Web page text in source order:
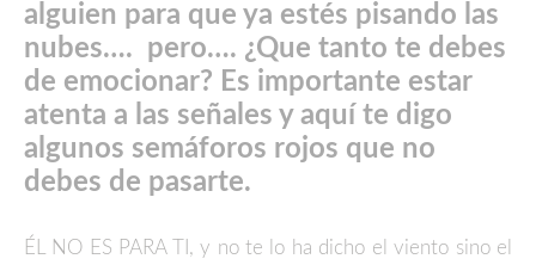
alguien para que ya estés pisando las
nubes…. pero…. ¿Que tanto te debes
de emocionar? Es importante estar
atenta a las señales y aquí te digo
algunos semáforos rojos que no
debes de pasarte.
ÉL NO ES PARA TI, y no te lo ha dicho el viento sino el